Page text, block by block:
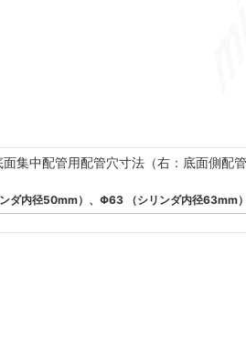
集中配管用配管穴寸法（右：底面側配
ダ内径50mm）、Φ63 （シリンダ内径63mm